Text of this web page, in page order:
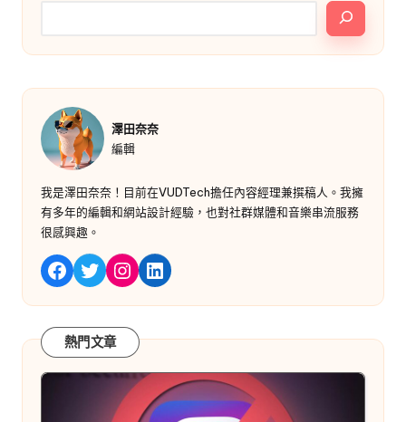
澤田奈奈
編輯
我是澤田奈奈！目前在VUDTech擔任內容經理兼撰稿人。我擁
有多年的編輯和網站設計經驗，也對社群媒體和音樂串流服務
很感興趣。
Facebook 嘰嘰喳喳 Instagram LinkedIn
熱門文章